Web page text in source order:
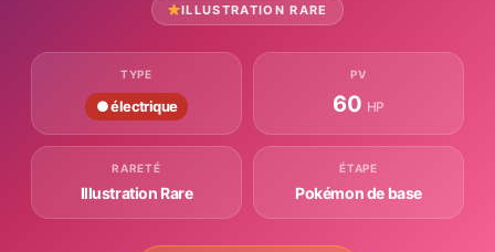
ILLUSTRATION RARE
TYPE
● électrique
PV
60 HP
RARETÉ
Illustration Rare
ÉTAPE
Pokémon de base